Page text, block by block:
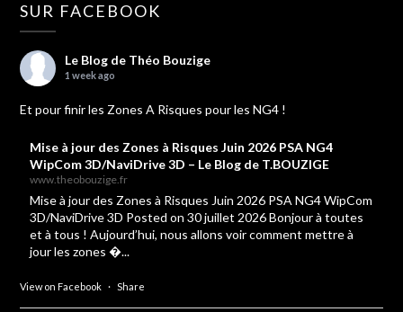
SUR FACEBOOK
Le Blog de Théo Bouzige
1 week ago
Et pour finir les Zones A Risques pour les NG4 !
Mise à jour des Zones à Risques Juin 2026 PSA NG4
WipCom 3D/NaviDrive 3D – Le Blog de T.BOUZIGE
www.theobouzige.fr
Mise à jour des Zones à Risques Juin 2026 PSA NG4 WipCom
3D/NaviDrive 3D Posted on 30 juillet 2026 Bonjour à toutes
et à tous ! Aujourd’hui, nous allons voir comment mettre à
jour les zones �...
View on Facebook · Share